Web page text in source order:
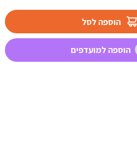
הוספה לסל
הוספה למועדפים